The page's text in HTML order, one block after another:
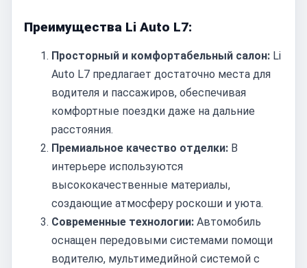
Преимущества Li Auto L7:
Просторный и комфортабельный салон: Li
Auto L7 предлагает достаточно места для
водителя и пассажиров, обеспечивая
комфортные поездки даже на дальние
расстояния.
Премиальное качество отделки: В
интерьере используются
высококачественные материалы,
создающие атмосферу роскоши и уюта.
Современные технологии: Автомобиль
оснащен передовыми системами помощи
водителю, мультимедийной системой с